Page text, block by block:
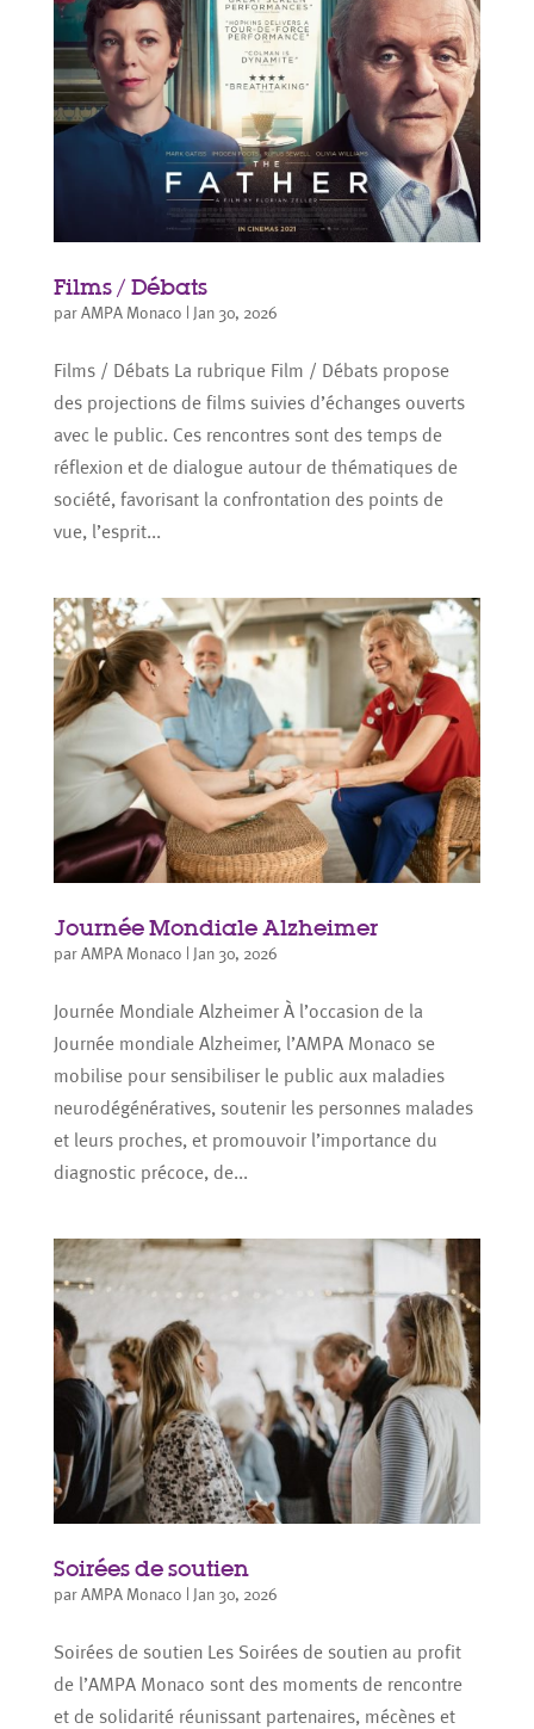
Films / Débats
parAMPA Monaco Jan 30, 2026
Films / Débats La rubrique Film / Débats propose
des projections de films suivies d’échanges ouverts
avec le public. Ces rencontres sont des temps de
réflexion et de dialogue autour de thématiques de
société, favorisant la confrontation des points de
vue, l’esprit...
Journée Mondiale Alzheimer
parAMPA Monaco Jan 30, 2026
Journée Mondiale Alzheimer À l’occasion de la
Journée mondiale Alzheimer, l’AMPA Monaco se
mobilise pour sensibiliser le public aux maladies
neurodégénératives, soutenir les personnes malades
et leurs proches, et promouvoir l’importance du
diagnostic précoce, de...
Soirées de soutien
parAMPA Monaco Jan 30, 2026
Soirées de soutien Les Soirées de soutien au profit
de l’AMPA Monaco sont des moments de rencontre
et de solidarité réunissant partenaires, mécènes et